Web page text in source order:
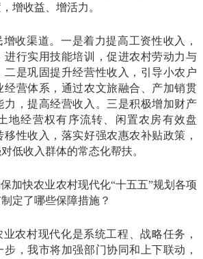
增收益、增活力。
收渠道。一是着力提高工资性收入，
进行实用技能培训，促进农村劳动力与
二是巩固提升经营性收入，引导小农户
经营体系，通过农文旅融合、产加销贯
力，提高经营收入。三是积极增加财产
地经营权有序流转、闲置农房有效盘
性收入，落实好强农惠农补贴政策，
低收入群体的常态化帮扶。
加快农业农村现代化“十五五”规划各项
定了哪些保障措施？
业农村现代化是系统工程、战略任务，
，我市将加强部门协同和上下联动，